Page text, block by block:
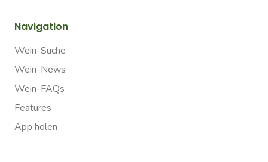
Navigation
Wein-Suche
Wein-News
Wein-FAQs
Features
App holen